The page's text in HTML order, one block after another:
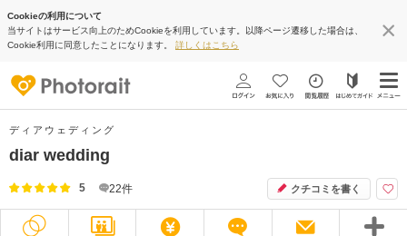
Cookieの利用について
当サイトはサービス向上のためCookieを利用しています。以降ページ遷移した場合は、
Cookie利用に同意したことになります。 詳しくはこちら
ディアウェディング
diar wedding
5 22件 クチコミを書く